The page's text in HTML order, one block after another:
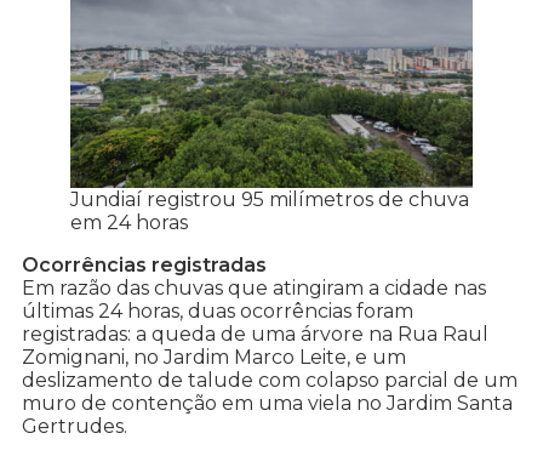
Jundiaí registrou 95 milímetros de chuva
em 24 horas
Ocorrências registradas
Em razão das chuvas que atingiram a cidade nas
últimas 24 horas, duas ocorrências foram
registradas: a queda de uma árvore na Rua Raul
Zomignani, no Jardim Marco Leite, e um
deslizamento de talude com colapso parcial de um
muro de contenção em uma viela no Jardim Santa
Gertrudes.